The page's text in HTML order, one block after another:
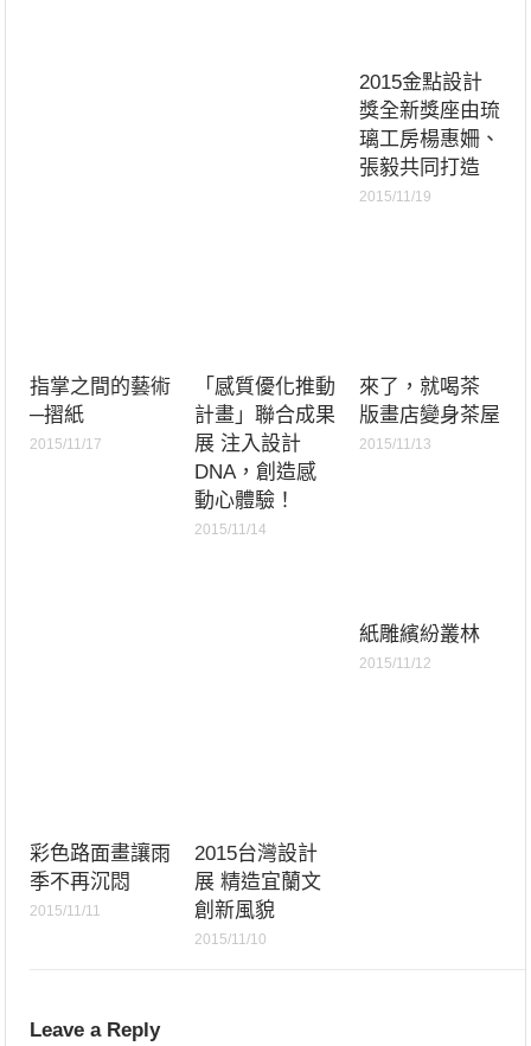
2015金點設計
獎全新獎座由琉
璃工房楊惠姍、
張毅共同打造
2015/11/19
指掌之間的藝術
─摺紙
2015/11/17
「感質優化推動
計畫」聯合成果
展 注入設計
DNA，創造感
動心體驗！
2015/11/14
來了，就喝茶
版畫店變身茶屋
2015/11/13
紙雕繽紛叢林
2015/11/12
彩色路面畫讓雨
季不再沉悶
2015/11/11
2015台灣設計
展 精造宜蘭文
創新風貌
2015/11/10
Leave a Reply